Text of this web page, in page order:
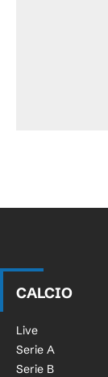
CALCIO
Live
Serie A
Serie B